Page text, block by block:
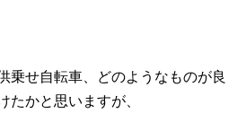
乗せ自転車、どのようなものが良
たかと思いますが、